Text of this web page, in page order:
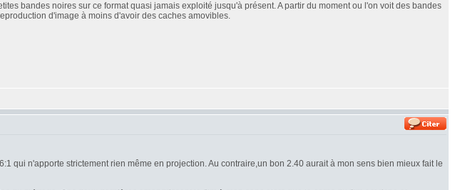
bandes noires sur ce format quasi jamais exploité jusqu'à présent. A partir du moment ou l'on voit des bandes
d'image à moins d'avoir des caches amovibles.
qui n'apporte strictement rien même en projection. Au contraire,un bon 2.40 aurait à mon sens bien mieux fait le